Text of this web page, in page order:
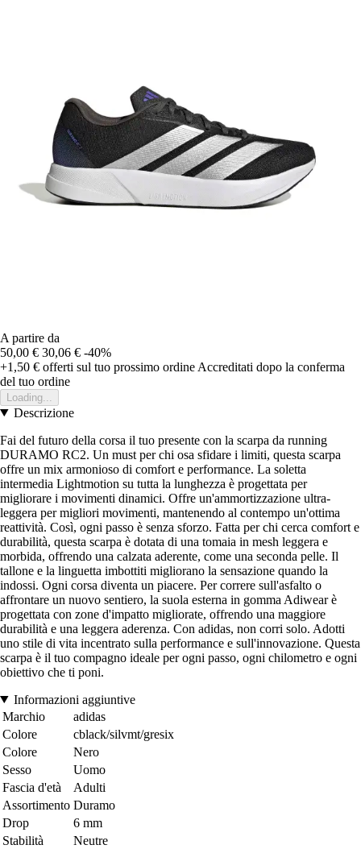
A partire da
50,00 € 30,06 € -40%
+1,50 € offerti sul tuo prossimo ordine Accreditati dopo la conferma
del tuo ordine
Loading...
Descrizione
Fai del futuro della corsa il tuo presente con la scarpa da running
DURAMO RC2. Un must per chi osa sfidare i limiti, questa scarpa
offre un mix armonioso di comfort e performance. La soletta
intermedia Lightmotion su tutta la lunghezza è progettata per
migliorare i movimenti dinamici. Offre un'ammortizzazione ultra-
leggera per migliori movimenti, mantenendo al contempo un'ottima
reattività. Così, ogni passo è senza sforzo. Fatta per chi cerca comfort e
durabilità, questa scarpa è dotata di una tomaia in mesh leggera e
morbida, offrendo una calzata aderente, come una seconda pelle. Il
tallone e la linguetta imbottiti migliorano la sensazione quando la
indossi. Ogni corsa diventa un piacere. Per correre sull'asfalto o
affrontare un nuovo sentiero, la suola esterna in gomma Adiwear è
progettata con zone d'impatto migliorate, offrendo una maggiore
durabilità e una leggera aderenza. Con adidas, non corri solo. Adotti
uno stile di vita incentrato sulla performance e sull'innovazione. Questa
scarpa è il tuo compagno ideale per ogni passo, ogni chilometro e ogni
obiettivo che ti poni.
Informazioni aggiuntive
Marchio
adidas
Colore
cblack/silvmt/gresix
Colore
Nero
Sesso
Uomo
Fascia d'età
Adulti
Assortimento Duramo
Drop
6 mm
Stabilità
Neutre